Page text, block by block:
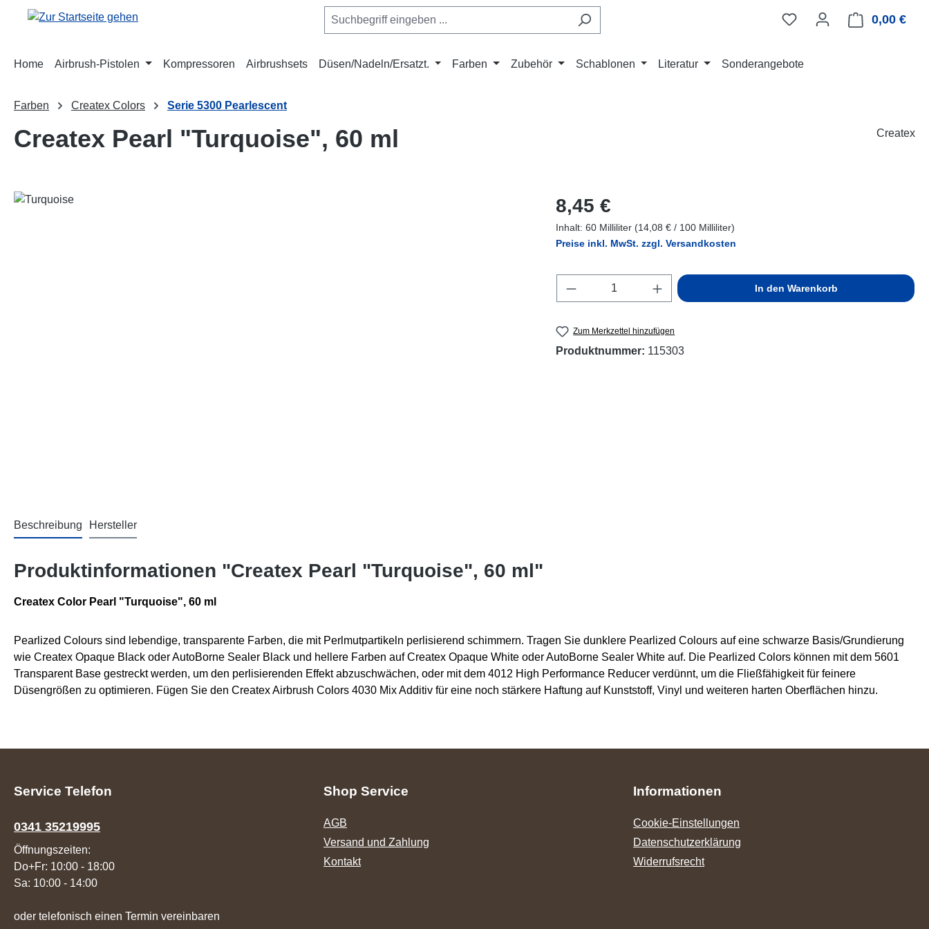
Hauptinhalt springen
Zur Suche springen
Zur Hauptnavigation springen 0,00 €
Home Airbrush-Pistolen Kompressoren Airbrushsets Düsen/Nadeln/Ersatzt. Farben Zubehör Schablonen Literatur Sonderangebote
Farben Createx Colors Serie 5300 Pearlescent
Createx Pearl "Turquoise", 60 ml Createx
Bildergalerie überspringen Regulärer Preis:
8,45 €
Inhalt: 60 Milliliter (14,08 € / 100 Milliliter)
Preise inkl. MwSt. zzgl. Versandkosten
Produkt Anzahl: Gib den gewünschten Wert ein
In den Warenkorb
Zum Merkzettel hinzufügen
Produktnummer: 115303
Beschreibung Hersteller
Produktinformationen "Createx Pearl "Turquoise", 60 ml"
Createx Color Pearl "Turquoise", 60 ml
Pearlized Colours sind lebendige, transparente Farben, die mit Perlmutpartikeln perlisierend schimmern. Tragen Sie dunklere Pearlized Colours auf eine schwarze Basis/Grundierung
wie Createx Opaque Black oder AutoBorne Sealer Black und hellere Farben auf Createx Opaque White oder AutoBorne Sealer White auf. Die Pearlized Colors können mit dem 5601
Transparent Base gestreckt werden, um den perlisierenden Effekt abzuschwächen, oder mit dem 4012 High Performance Reducer verdünnt, um die Fließfähigkeit für feinere
Düsengrößen zu optimieren. Fügen Sie den Createx Airbrush Colors 4030 Mix Additiv für eine noch stärkere Haftung auf Kunststoff, Vinyl und weiteren harten Oberflächen hinzu.
Service Telefon
0341 35219995
Öffnungszeiten:
Do+Fr: 10:00 - 18:00
Sa: 10:00 - 14:00
oder telefonisch einen Termin vereinbaren
Shop Service
AGB
Versand und Zahlung
Kontakt
Informationen
Cookie-Einstellungen
Datenschutzerklärung
Widerrufsrecht